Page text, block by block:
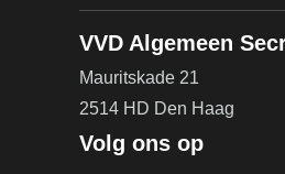
VVD Algemeen
Mauritskade 21
2514 HD Den Haag
Volg ons op